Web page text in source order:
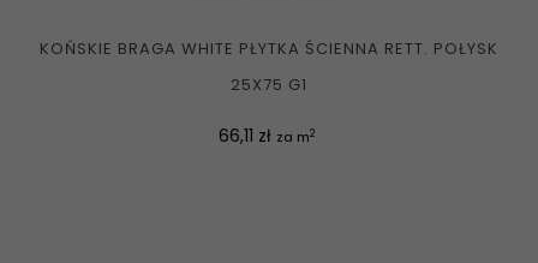
KOŃSKIE BRAGA WHITE PŁYTKA ŚCIENNA RETT. POŁYSK
25X75 G1
Cena
66,11 zł za m2